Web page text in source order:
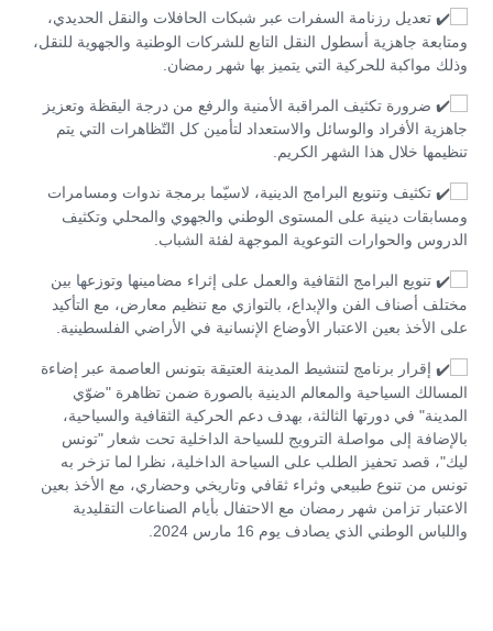
تعديل رزنامة السفرات عبر شبكات الحافلات والنقل الحديدي،
ومتابعة جاهزية أسطول النقل التابع للشركات الوطنية والجهوية للنقل،
وذلك مواكبة للحركية التي يتميز بها شهر رمضان.
ضرورة تكثيف المراقبة الأمنية والرفع من درجة اليقظة وتعزيز
جاهزية الأفراد والوسائل والاستعداد لتأمين كل التّظاهرات التي يتم
تنظيمها خلال هذا الشهر الكريم.
تكثيف وتنويع البرامج الدينية، لاسيّما برمجة ندوات ومسامرات
ومسابقات دينية على المستوى الوطني والجهوي والمحلي وتكثيف
الدروس والحوارات التوعوية الموجهة لفئة الشباب.
تنويع البرامج الثقافية والعمل على إثراء مضامينها وتوزعها بين
مختلف أصناف الفن والإبداع، بالتوازي مع تنظيم معارض، مع التأكيد
على الأخذ بعين الاعتبار الأوضاع الإنسانية في الأراضي الفلسطينية.
إقرار برنامج لتنشيط المدينة العتيقة بتونس العاصمة عبر إضاءة
المسالك السياحية والمعالم الدينية بالصورة ضمن تظاهرة "ضوّي
المدينة" في دورتها الثالثة، بهدف دعم الحركية الثقافية والسياحية،
بالإضافة إلى مواصلة الترويج للسياحة الداخلية تحت شعار "تونس
ليك"، قصد تحفيز الطلب على السياحة الداخلية، نظرا لما تزخر به
تونس من تنوع طبيعي وثراء ثقافي وتاريخي وحضاري، مع الأخذ بعين
الاعتبار تزامن شهر رمضان مع الاحتفال بأيام الصناعات التقليدية
واللباس الوطني الذي يصادف يوم 16 مارس 2024.